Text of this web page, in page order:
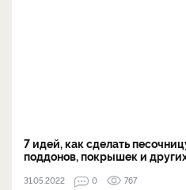
7 идей, как сделать
поддонов, покрышек и
31.05.2022 0 767